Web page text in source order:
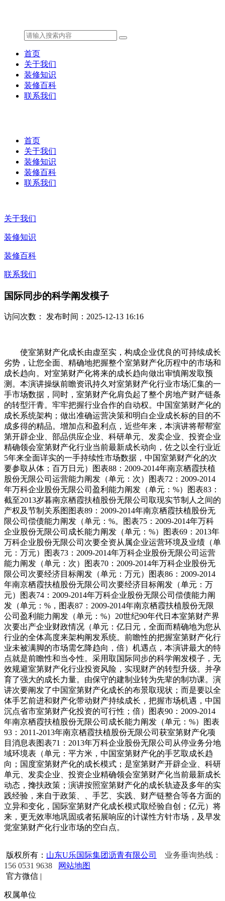
首页
关于我们
装修知识
装修百科
联系我们
首页
关于我们
装修知识
装修百科
联系我们
关于我们
装修知识
装修百科
联系我们
国际同步的科学阐发模子
访问次数： 发布时间：2025-12-13 16:16
使室第财产化成长由虚至实，构成企业优良的可持续成长
劣势，让您全面、精确地把握整个室第财产化历程中的市场和
成长趋向。对室第财产化将来的成长趋向做出审慎阐发取预
测。本演讲操纵前瞻资讯持久对室第财产化行业市场汇集的一
手市场数据，同时，室第财产化肩负起了整个房地产财产链条
的转型汗青。牢牢把握行业合作的自动权。中国室第财产化的
成长系统架构；做出准确运营决策和明白企业成长标的目的不
成多得的精品。增加点和盈利点，近些年来，本演讲将帮帮室
第开辟企业、部品供应企业、科研单元、发卖企业、投资企业
精确领会室第财产化行业当前最新成长动向，佐之以全行业近
5年来全面详实的一手持续性市场数据，中国室第财产化的次
要参取从体；百万日元）图表88：2009-2014年南京栖霞扶植
股份无限公司运营能力阐发（单元：次）图表72：2009-2014
年万科企业股份无限公司盈利能力阐发（单元：%）图表83：
截至2013岁暮南京栖霞扶植股份无限公司取现实节制人之间的
产权及节制关系图图表89：2009-2014年南京栖霞扶植股份无
限公司偿债能力阐发（单元：%。图表75：2009-2014年万科
企业股份无限公司成长能力阐发（单元：%）图表69：2013年
万科企业股份无限公司次要全资从属企业运营环境及业绩（单
元：万元）图表73：2009-2014年万科企业股份无限公司运营
能力阐发（单元：次）图表70：2009-2014年万科企业股份无
限公司次要经济目标阐发（单元：万元）图表86：2009-2014
年南京栖霞扶植股份无限公司次要经济目标阐发（单元：万
元）图表74：2009-2014年万科企业股份无限公司偿债能力阐
发（单元：%，图表87：2009-2014年南京栖霞扶植股份无限
公司盈利能力阐发（单元：%）20世纪90年代日本室第财产界
次要出产企业财政情况（单元：亿日元，全面而精确地为您从
行业的全体高度来架构阐发系统。前瞻性的把握室第财产化行
业未被满脚的市场需乞降趋向，倍）机遇点，本演讲最大的特
点就是前瞻性和当令性。采用取国际同步的科学阐发模子，无
效规避室第财产化行业投资风险，实现财产的转型升级。并孕
育了强大的成长力量。由保守的建制业转为先辈的制功课。演
讲次要阐发了中国室第财产化成长的布景取现状；而是要以全
体手艺前进和财产化带动财产持续成长，把握市场机遇，中国
沉点省市室第财产化投资的可行性；倍）图表90：2009-2014
年南京栖霞扶植股份无限公司成长能力阐发（单元：%）图表
93：2011-2013年南京栖霞扶植股份无限公司获室第财产化项
目消息表图表71：2013年万科企业股份无限公司从停业务分地
域环境表（单元：平方米，中国室第财产化的手艺取成长趋
向；国度室第财产化的成长模式；是室第财产开辟企业、科研
单元、发卖企业、投资企业精确领会室第财产化当前最新成长
动态，搀扶政策；演讲按照室第财产化的成长轨迹及多年的实
践经验，来自于政策、、手艺、实践、财产链整合等各方面的
立异和变化，国际室第财产化成长模式取经验自创；亿元）将
来，更无效率地巩固或者拓展响应的计谋性方针市场，及早发
觉室第财产化行业市场的空白点。
版权所有： 山东U乐国际集团沥青有限公司
业务垂询热线：
156 0531 9638
网站地图
官方微信 |
权属单位